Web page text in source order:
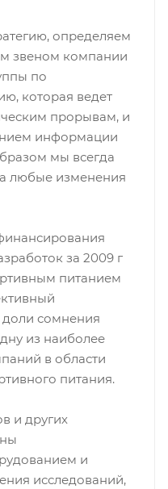
определяем
звеном компании
по
которая ведет
прорывам, и
информации
мы всегда
любые изменения
за 2009 г
питанием
доли сомнения
из наиболее
в области
питания.
и других
и
исследований,